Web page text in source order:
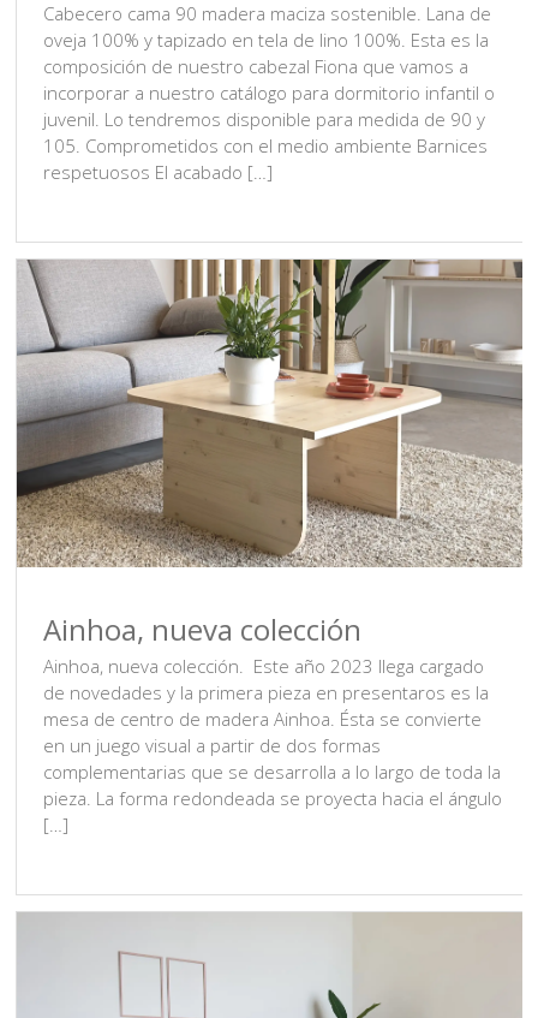
Cabecero cama 90 madera maciza sostenible. Lana de
oveja 100% y tapizado en tela de lino 100%. Esta es la
composición de nuestro cabezal Fiona que vamos a
incorporar a nuestro catálogo para dormitorio infantil o
juvenil. Lo tendremos disponible para medida de 90 y
105. Comprometidos con el medio ambiente Barnices
respetuosos El acabado […]
Ainhoa, nueva colección
Ainhoa, nueva colección. Este año 2023 llega cargado
de novedades y la primera pieza en presentaros es la
mesa de centro de madera Ainhoa. Ésta se convierte
en un juego visual a partir de dos formas
complementarias que se desarrolla a lo largo de toda la
pieza. La forma redondeada se proyecta hacia el ángulo
[…]